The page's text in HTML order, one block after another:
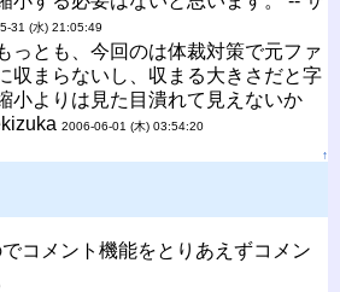
31 (水) 21:05:49
っとも、今回のは体裁対策で元ファ
収まらないし、収まる大きさだと字
小よりは見た目潰れて見えないか
2006-06-01 (木) 03:54:20
↑
コメント機能をとりあえずコメン